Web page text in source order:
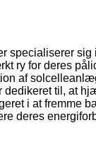
specialiserer
ry for deres
af
dedikeret til, at
i at fremme
deres